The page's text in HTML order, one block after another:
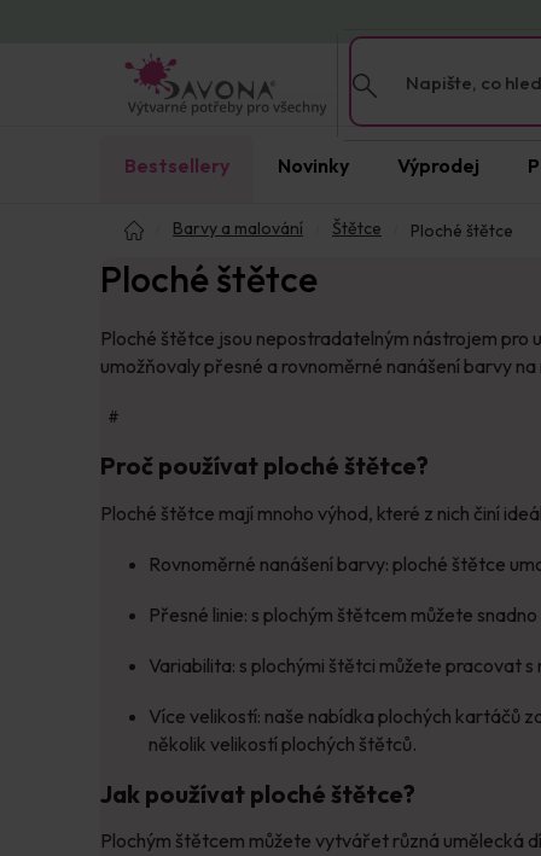
Bestsellery Novinky Výprodej
Barvy a malování Štětce Ploché štětce
Ploché štětce
Ploché štětce jsou nepostradatelným nástrojem pro
umožňovaly přesné a rovnoměrné nanášení barvy
#
Proč používat ploché štětce?
Ploché štětce mají mnoho výhod, které z nich činí
Rovnoměrné nanášení barvy: ploché štětce
Přesné linie: s plochým štětcem můžete
Variabilita: s plochými štětci můžete pracovat
Více velikostí: naše nabídka plochých kartáčů
několik velikostí plochých štětců.
Jak používat ploché štětce?
Plochým štětcem můžete vytvářet různá umělecká